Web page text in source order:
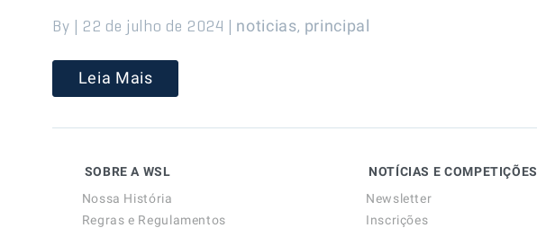
By | 22 de julho de 2024 | noticias, principal
Leia Mais
SOBRE A WSL
Nossa História
Regras e Regulamentos
NOTÍCIAS E COMPETIÇÕES
Newsletter
Inscrições